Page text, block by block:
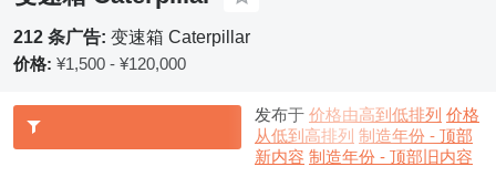
212 条广告: 变速箱 Caterpillar
价格: ¥1,500 - ¥120,000
发布于 价格由高到低排列 价格
从低到高排列 制造年份 - 顶部
新内容 制造年份 - 顶部旧内容